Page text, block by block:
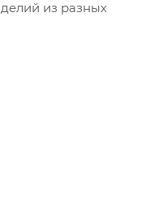
из разных